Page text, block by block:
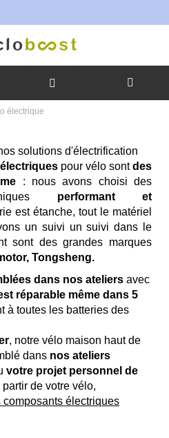
électrique
solutions d'électrification
pour vélo sont des
: nous avons choisi des
performant et
est étanche, tout le matériel
un suivi un suivi dans le
sont des grandes marques
Tongsheng.
dans nos ateliers avec
réparable même dans 5
à toutes les batteries des
, notre vélo maison haut de
dans nos ateliers
votre projet personnel de
partir de votre vélo,
électriques